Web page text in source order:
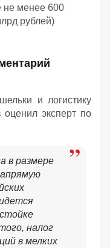
не менее 600
рублей)
и логистику
оценил эксперт по
в размере
налог
в мелких